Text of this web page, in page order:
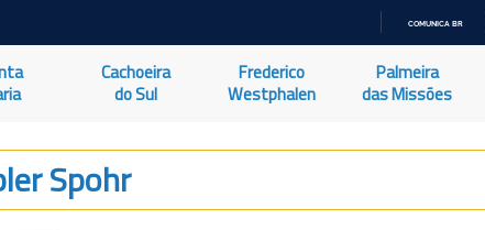
O
COMUNICA BR
Cachoeira
do Sul
Frederico
Westphalen
Palmeira
das Missões
Spohr